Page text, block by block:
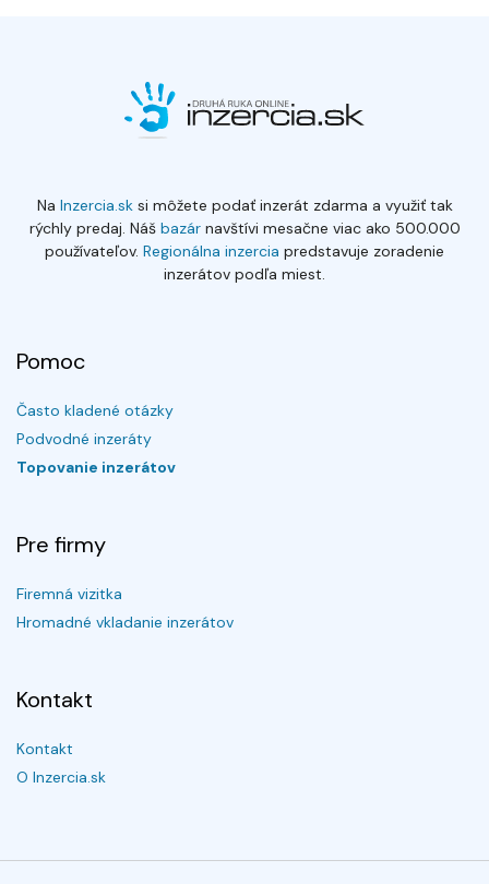
Na Inzercia.sksi môžete podať inzerát zdarma a využiť tak
rýchly predaj. Náš bazárnavštívi mesačne viac ako 500.000
používateľov. Regionálna inzercia predstavuje zoradenie
inzerátov podľa miest.
Pomoc
Často kladené otázky
Podvodné inzeráty
Topovanie inzerátov
Pre firmy
Firemná vizitka
Hromadné vkladanie inzerátov
Kontakt
Kontakt
O Inzercia.sk